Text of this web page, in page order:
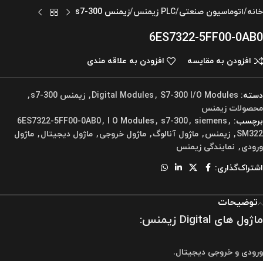
خانه اتوماسیون صنعتی PLC زیمنس زیمنس s7-300
6ES7322-5FF00-0AB0
افزودن به مقایسه افزودن به علاقه مندی
دسته: Digital Modules, S7-300 I/O Modules
, زیمنس s7-300
,
محصولات زیمنس
برچسب:
6ES7322-5FF00-0AB0, I O Modules, s7-300, siemens,
SM322
, زیمنس, ماژول آنالوگ, ماژول خروجی, ماژول دیجیتال, ماژول
ورودی, نمایندگی زیمنس
اشتراک‌گذاری:
توضیحات
ماژول های Digital زیمنس :
ورودی و خروجی دیجیتال.